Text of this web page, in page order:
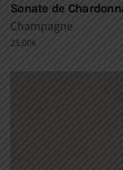
Sonate de
Champagne
25,00€